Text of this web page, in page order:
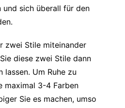
und sich überall für den
zwei Stile miteinander
diese zwei Stile dann
lassen. Um Ruhe zu
maximal 3-4 Farben
Sie es machen, umso